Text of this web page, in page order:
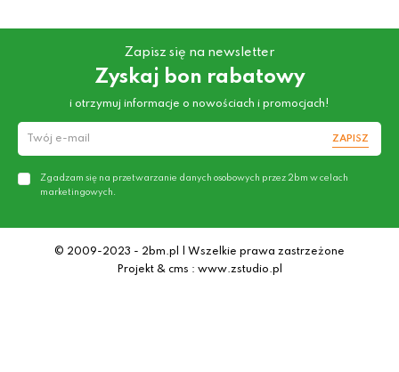
Zapisz się na newsletter
Zyskaj bon rabatowy
i otrzymuj informacje o nowościach i promocjach!
ZAPISZ
Zgadzam się na przetwarzanie danych osobowych przez 2bm w celach
marketingowych.
© 2009-2023 - 2bm.pl | Wszelkie prawa zastrzeżone
Projekt & cms : www.zstudio.pl